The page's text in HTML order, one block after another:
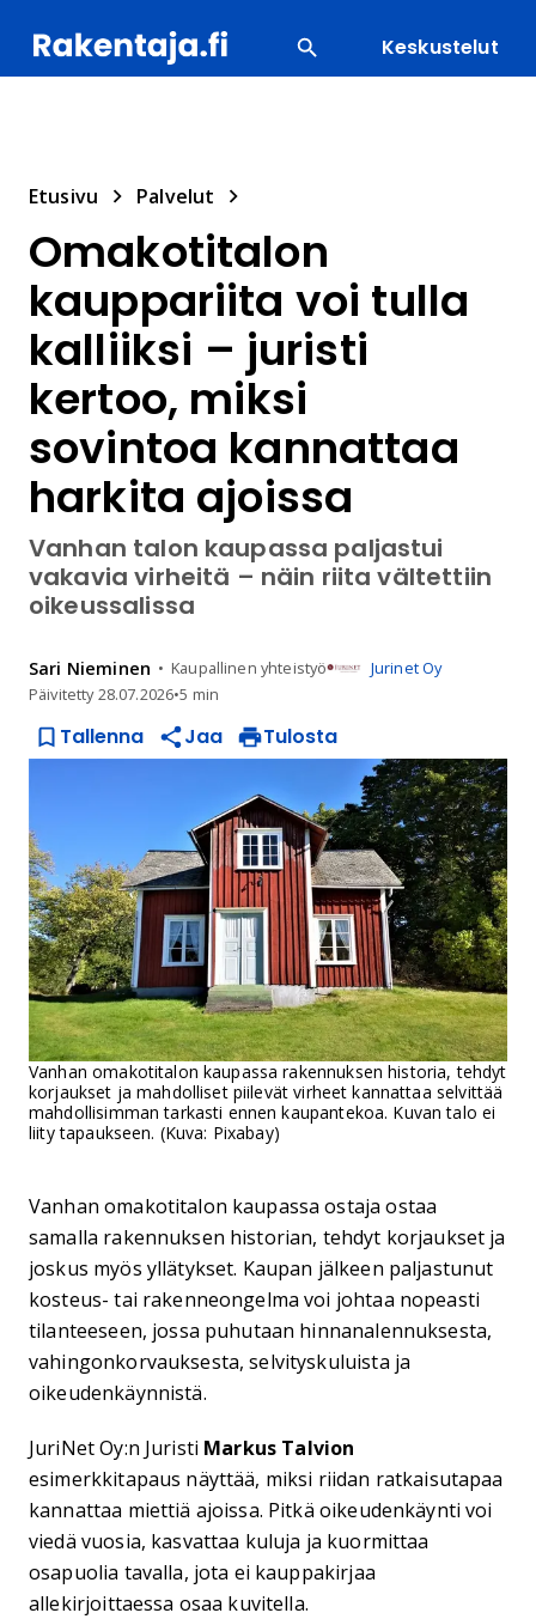
Keskustelut
Etusivu Palvelut
Omakotitalon
kauppariita voi tulla
kalliiksi – juristi
kertoo, miksi
sovintoa kannattaa
harkita ajoissa
Vanhan talon kaupassa paljastui
vakavia virheitä – näin riita vältettiin
oikeussalissa
Sari Nieminen Kaupallinen yhteistyö
Jurinet Oy
Päivitetty28.07.2026•5 min
Tallenna Jaa Tulosta
Vanhan omakotitalon kaupassa rakennuksen historia, tehdyt
korjaukset ja mahdolliset piilevät virheet kannattaa selvittää
mahdollisimman tarkasti ennen kaupantekoa. Kuvan talo ei
liity tapaukseen. (Kuva: Pixabay)
Vanhan omakotitalon kaupassa ostaja ostaa
samalla rakennuksen historian, tehdyt korjaukset ja
joskus myös yllätykset. Kaupan jälkeen paljastunut
kosteus- tai rakenneongelma voi johtaa nopeasti
tilanteeseen, jossa puhutaan hinnanalennuksesta,
vahingonkorvauksesta, selvityskuluista ja
oikeudenkäynnistä.
JuriNet Oy:n Juristi Markus Talvion
esimerkkitapaus näyttää, miksi riidan ratkaisutapaa
kannattaa miettiä ajoissa. Pitkä oikeudenkäynti voi
viedä vuosia, kasvattaa kuluja ja kuormittaa
osapuolia tavalla, jota ei kauppakirjaa
allekirjoittaessa osaa kuvitella.